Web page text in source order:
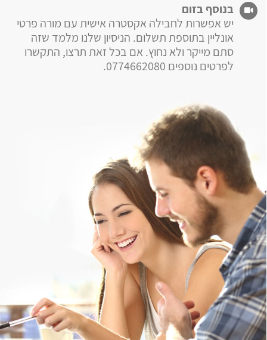
בנוסף בזום
יש אפשרות לחבילה אקסטרה אישית עם מורה פרטי
אונליין בתוספת תשלום. הניסיון שלנו מלמד שזה
סתם מייקר ולא נחוץ. אם בכל זאת תרצו, התקשרו
לפרטים נוספים 0774662080.